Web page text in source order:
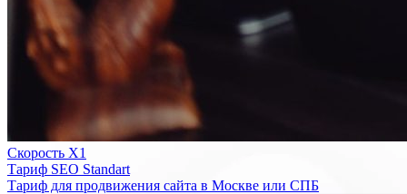
Скорость Х1
Тариф SEO Standart
Тариф для продвижения сайта в Москве или СПБ